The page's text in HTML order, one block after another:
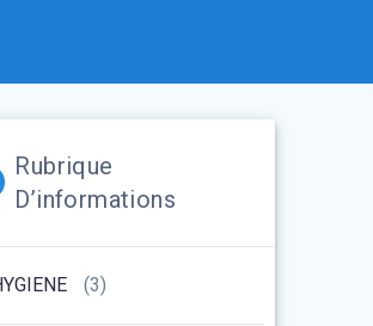
Rubrique
D’informations
(3)